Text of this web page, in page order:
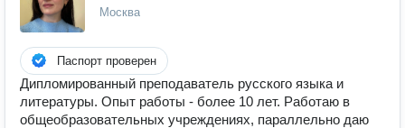
Москва
Паспорт проверен
Дипломированный преподаватель русского языка и
литературы. Опыт работы - более 10 лет. Работаю в
общеобразовательных учреждениях, параллельно даю